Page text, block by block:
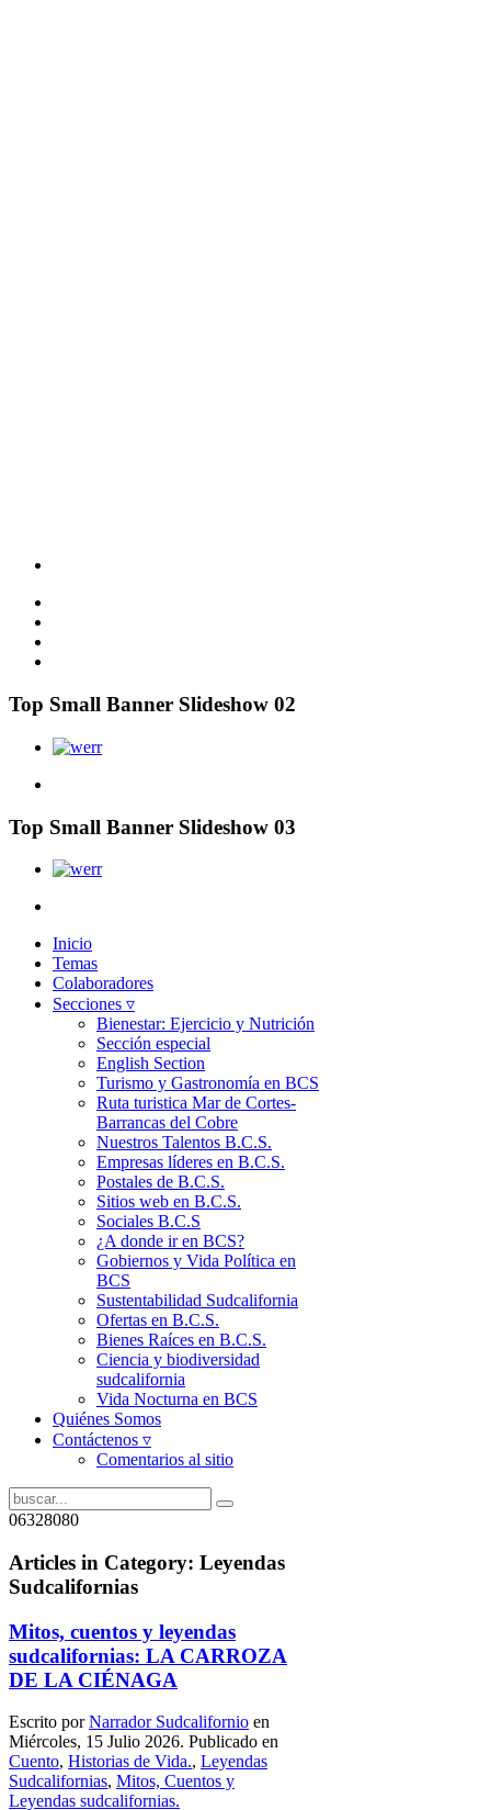
Top Small Banner Slideshow 02
Top Small Banner Slideshow 03
Inicio
Temas
Colaboradores
Secciones ▿
Bienestar: Ejercicio y Nutrición
Sección especial
English Section
Turismo y Gastronomía en BCS
Ruta turistica Mar de Cortes-
Barrancas del Cobre
Nuestros Talentos B.C.S.
Empresas líderes en B.C.S.
Postales de B.C.S.
Sitios web en B.C.S.
Sociales B.C.S
¿A donde ir en BCS?
Gobiernos y Vida Política en
BCS
Sustentabilidad Sudcalifornia
Ofertas en B.C.S.
Bienes Raíces en B.C.S.
Ciencia y biodiversidad
sudcalifornia
Vida Nocturna en BCS
Quiénes Somos
Contáctenos ▿
Comentarios al sitio
06328080
Articles in Category: Leyendas
Sudcalifornias
Mitos, cuentos y leyendas
sudcalifornias: LA CARROZA
DE LA CIÉNAGA
Escrito porNarrador Sudcalifornio en
Miércoles, 15 Julio 2026. Publicado en
Cuento, Historias de Vida., Leyendas
Sudcalifornias, Mitos, Cuentos y
Leyendas sudcalifornias.